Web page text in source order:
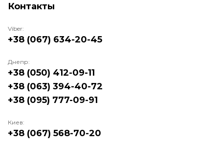
Контакты
Viber:
+38 (067) 634-20-45
Днепр:
+38 (050) 412-09-11
+38 (063) 394-40-72
+38 (095) 777-09-91
Киев:
+38 (067) 568-70-20